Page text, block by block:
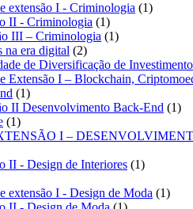
produto
extensão I - Criminologia 11
II - Criminologia 11
produto
III – Criminologia 11
na era digital 22
produtos
de Diversificação de
Extensão I – Blockchain,
11
produto
II Desenvolvimento Back-End 11
11
produto I –
II - Design de Interiores 11
extensão I - Design de Moda 11